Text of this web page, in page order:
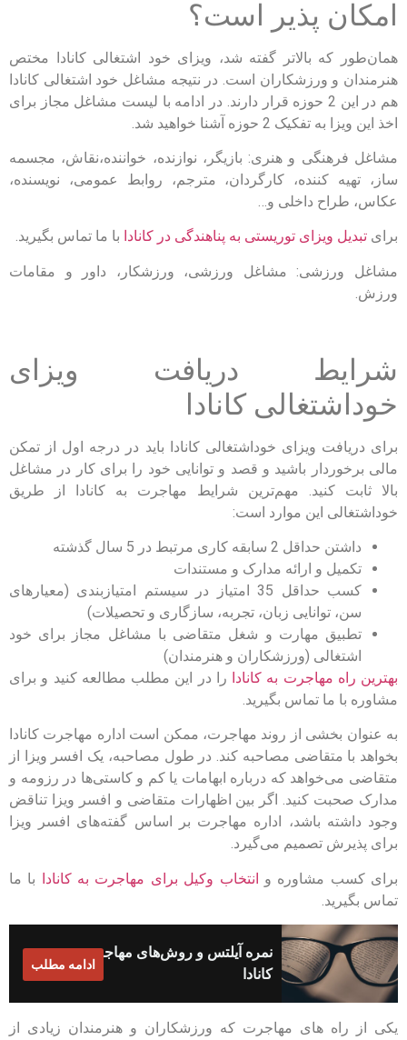
امکان پذیر است؟
همان‌طور که بالاتر گفته شد، ویزای خود اشتغالی کانادا مختص
هنرمندان و ورزشکاران است. در نتیجه مشاغل خود اشتغالی کانادا
هم در این 2 حوزه قرار دارند. در ادامه با لیست مشاغل مجاز برای
اخذ این ویزا به تفکیک 2 حوزه آشنا خواهید شد.
مشاغل فرهنگی و هنری: بازیگر، نوازنده، خواننده،نقاش، مجسمه
ساز، تهیه کننده، کارگردان، مترجم، روابط عمومی، نویسنده،
عکاس، طراح داخلی و…
برای تبدیل ویزای توریستی به پناهندگی در کانادا با ما تماس بگیرید.
مشاغل ورزشی: مشاغل ورزشی، ورزشکار، داور و مقامات
ورزش.
شرایط دریافت ویزای
خوداشتغالی کانادا
برای دریافت ویزای خوداشتغالی کانادا باید در درجه اول از تمکن
مالی برخوردار باشید و قصد و توانایی خود را برای کار در مشاغل
بالا ثابت کنید. مهم‌ترین شرایط مهاجرت به کانادا از طریق
خوداشتغالی این موارد است:
داشتن حداقل 2 سابقه کاری مرتبط در 5 سال گذشته
تکمیل و ارائه مدارک و مستندات
کسب حداقل 35 امتیاز در سیستم امتیازبندی (معیارهای
سن، توانایی زبان، تجربه، سازگاری و تحصیلات)
تطبیق مهارت و شغل متقاضی با مشاغل مجاز برای خود
اشتغالی (ورزشکاران و هنرمندان)
بهترین راه مهاجرت به کانادا را در این مطلب مطالعه کنید و برای
مشاوره با ما تماس بگیرید.
به عنوان بخشی از روند مهاجرت، ممکن است اداره مهاجرت کانادا
بخواهد با متقاضی مصاحبه کند. در طول مصاحبه، یک افسر ویزا از
متقاضی می‌خواهد که درباره ابهامات یا کم و کاستی‌ها در رزومه و
مدارک صحبت کنید. اگر بین اظهارات متقاضی و افسر ویزا تناقض
وجود داشته باشد، اداره مهاجرت بر اساس گفته‌های افسر ویزا
برای پذیرش تصمیم می‌گیرد.
برای کسب مشاوره و انتخاب وکیل برای مهاجرت به کانادا با ما
تماس بگیرید.
نمره آیلتس و روش‌های مهاجرت به
کانادا
ادامه مطلب
یکی از راه های مهاجرت که ورزشکاران و هنرمندان زیادی از